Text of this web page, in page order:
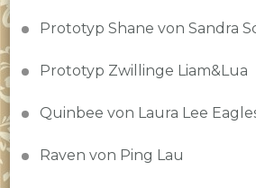
Prototyp Shane von Sandra
Prototyp Zwillinge Liam&Lua
Quinbee von Laura Lee
Raven von Ping Lau